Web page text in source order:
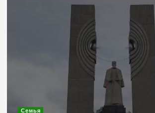
Современное строительство